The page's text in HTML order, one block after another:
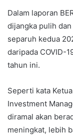
Dalam laporan
dijangka pulih
separuh kedua
daripada COVID-
tahun ini.
Seperti kata
Investment
diramal akan
meningkat, lebih